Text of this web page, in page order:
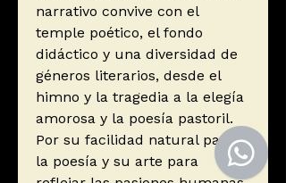
narrativo convive con el
temple poético, el fondo
didáctico y una diversidad de
géneros literarios, desde el
himno y la tragedia a la elegía
amorosa y la poesía pastoril.
Por su facilidad natural para
la poesía y su arte para